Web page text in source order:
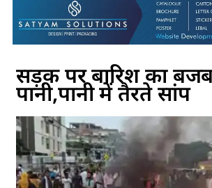
सड़क पर बारिश का
पानी,पानी में तैरते सांप